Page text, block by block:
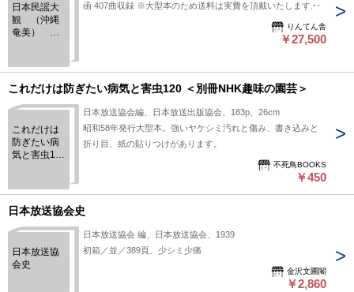
日本民謡大
観 （沖縄
奄美） 沖
函 407曲収録 ※大型本のため送料は実費を頂戴いたします。
りんてん舎
￥27,500
これだけは防ぎたい病気と害虫120 ＜別冊NHK趣味の園芸＞
これだけは
防ぎたい病
気と害虫120
＞
日本放送協会編、日本放送出版協会、183p、26cm
昭和58年発行大型本。強いヤケシミ汚れと傷み、書き込みと
折り目、紙の貼りつけがあります。
不死鳥BOOKS
￥450
日本放送協会史
日本放送協
会史
日本放送協会 編、日本放送協会、1939
初箱／並／389頁、少シミ少痛
金沢文圃閣
￥2,860